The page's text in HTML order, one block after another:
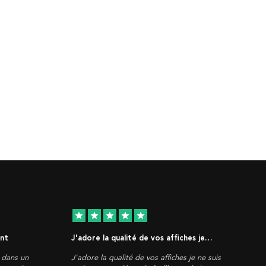
un
star star star star star
J'adore la qualité de vos affiches je…
J'adore la qualité de vos affiches je ne suis